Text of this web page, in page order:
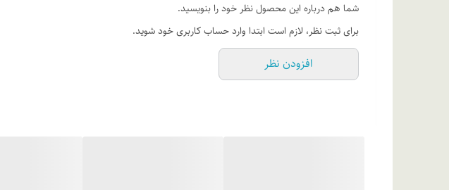
شما هم درباره این محصول نظر خود را بنویسید.
برای ثبت نظر، لازم است ابتدا وارد حساب کاربری خود شوید.
افزودن نظر